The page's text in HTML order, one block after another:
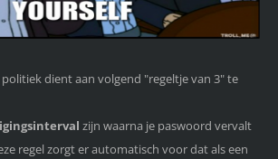
dient aan volgend "regeltje van 3" te
zijn waarna je paswoord vervalt
regel zorgt er automatisch voor dat als een